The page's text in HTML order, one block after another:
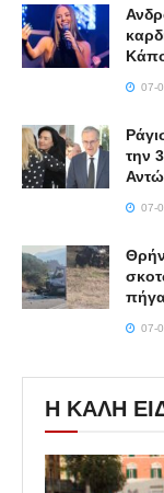
07-
την
07-
07-
Η ΚΑΛΗ